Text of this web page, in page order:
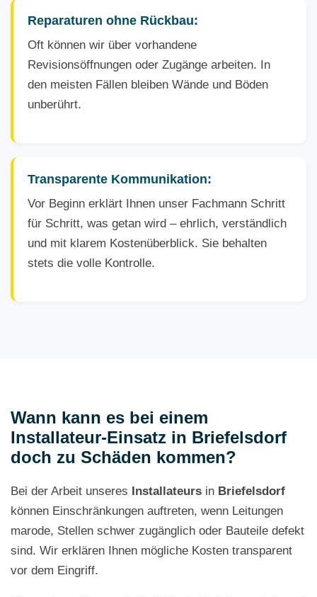
Reparaturen ohne Rückbau:
Oft können wir über vorhandene
Revisionsöffnungen oder Zugänge arbeiten. In
den meisten Fällen bleiben Wände und Böden
unberührt.
Transparente Kommunikation:
Vor Beginn erklärt Ihnen unser Fachmann Schritt
für Schritt, was getan wird – ehrlich, verständlich
und mit klarem Kostenüberblick. Sie behalten
stets die volle Kontrolle.
Wann kann es bei einem
Installateur-Einsatz in Briefelsdorf
doch zu Schäden kommen?
Bei der Arbeit unseres Installateurs in Briefelsdorf
können Einschränkungen auftreten, wenn Leitungen
marode, Stellen schwer zugänglich oder Bauteile defekt
sind. Wir erklären Ihnen mögliche Kosten transparent
vor dem Eingriff.